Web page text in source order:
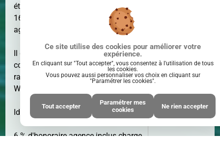
étage, appartement de 30 m² au sol et
16.5 m² Carrez, particulièrement bien
agencé.
Il comprend une pièce de vie avec
coin cuisine, une chambre avec
rangement et une salle d'eau avec
WC.
Idéal investisseur !
6 % d'honoraire agence inclus charge
PIÈCE(S)2
Ce site utilise des cookies pour améliorer votre
expérience.
En cliquant sur "Tout accepter", vous consentez à l'utilisation de tous
les cookies.
Vous pouvez aussi personnaliser vos choix en cliquant sur
"Paramétrer les cookies".
Tout accepter
Paramétrer mes
cookies
Ne rien accepter